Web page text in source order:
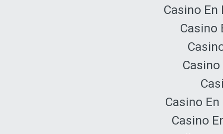
Casino En
Casino
Casino
Casino